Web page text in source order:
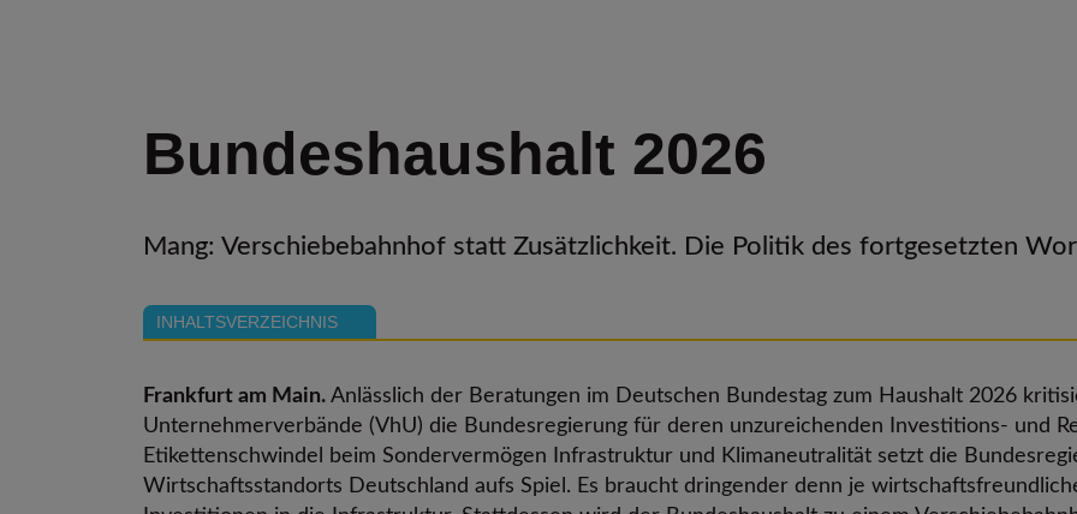
Bundeshaushalt 2026
Mang: Verschiebebahnhof statt Zusätzlichkeit. Die Politik des fortgesetzten
INHALTSVERZEICHNIS
Frankfurt am Main. Anlässlich der Beratungen im Deutschen Bundestag zum Haushalt 2026
Unternehmerverbände (VhU) die Bundesregierung für deren unzureichenden Investitions- und
Etikettenschwindel beim Sondervermögen Infrastruktur und Klimaneutralität setzt die
Wirtschaftsstandorts Deutschland aufs Spiel. Es braucht dringender denn je